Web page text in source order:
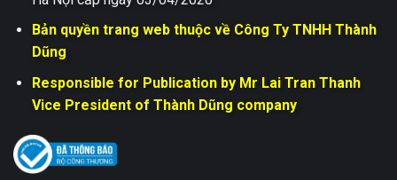
Bản quyền trang web thuộc về Công Ty TNHH Thành
Dũng
Responsible for Publication by Mr Lai Tran Thanh
Vice President of Thành Dũng company